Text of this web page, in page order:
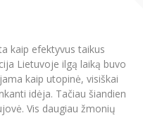
,,Bolero”studijas
studijoms (SMS)
"CRIS"
fondas
tinklas
tyrimų etikai komitetas
nariai
studijų fakultetas
verslo fakultetas
kaip efektyvus taikus
Lietuvoje ilgą laiką buvo
kaip utopinė, visiškai
idėja. Tačiau šiandien
Vis daugiau žmonių